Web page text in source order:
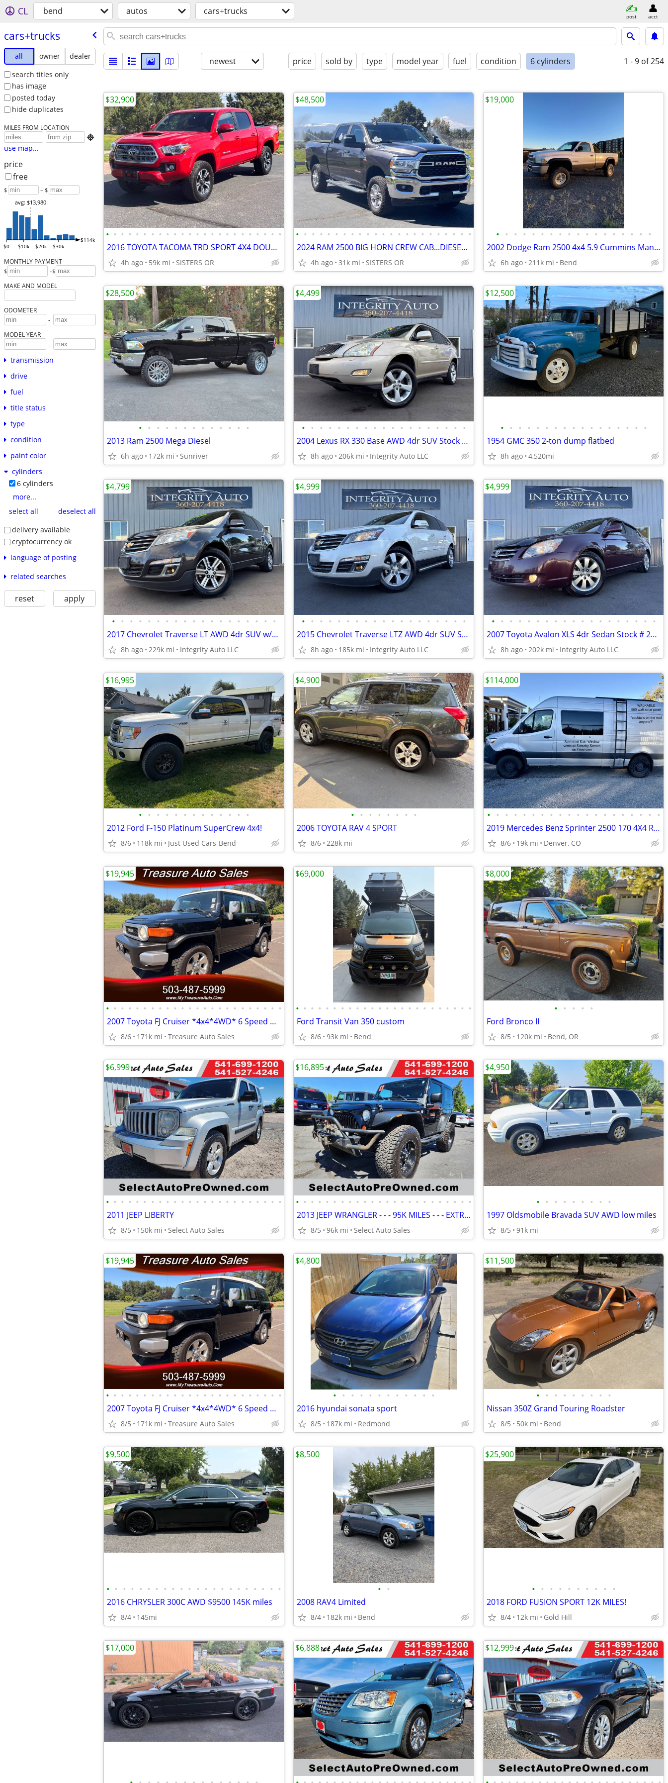
CL bend autos cars+trucks post acct
cars+trucks
all owner
dealer
search titles only
has image
posted today
hide duplicates
MILES FROM LOCATION

use map...
price
free
$ – $
$0 $10k $20k $30k
$114k
avg: $13,980
MONTHLY PAYMENT
$ -$
MAKE AND MODEL
ODOMETER
-
MODEL YEAR
-
transmission
drive
fuel
title status
type
condition
paint color
cylinders
6 cylinders
more...
select all
deselect all
delivery available
cryptocurrency ok
language of posting
related searches
reset apply
newest price sold by type model year fuel condition 6 cylinders 1 - 9 of 254
• • • • • • • • • • • • • • • • • • • • • • • •
2016 TOYOTA TACOMA TRD SPORT 4X4 DOUBLE CAB ....LOW MILES
4h ago 59k mi SISTERS OR
$32,900
• • • • • • • • • • • • • • • • • • • • • • •
2024 RAM 2500 BIG HORN CREW CAB...DIESEL WITH LOW MILES
4h ago 31k mi SISTERS OR
$48,500
• • • • • • • • • • • • • • • • • •
2002 Dodge Ram 2500 4x4 5.9 Cummins Manual 6-speed transmission
6h ago 211k mi Bend
$19,000
• • • • • • • • • • • • •
2013 Ram 2500 Mega Diesel
6h ago 172k mi Sunriver
$28,500
• • • • • • • • • • • • • • • • • • •
2004 Lexus RX 330 Base AWD 4dr SUV Stock # 064884
8h ago 206k mi Integrity Auto LLC
$4,499
• • • • • • • • • • • • • • • • •
1954 GMC 350 2-ton dump flatbed
8h ago 4,520mi
$12,500
• • • • • • • • • • • • • • • • • • •
2017 Chevrolet Traverse LT AWD 4dr SUV w/1LT Stock # 161047
8h ago 229k mi Integrity Auto LLC
$4,799
• • • • • • • • • • • • • • • • • • •
2015 Chevrolet Traverse LTZ AWD 4dr SUV Stock # 178286
8h ago 185k mi Integrity Auto LLC
$4,999
• • • • • • • • • • • • • • • • • • •
2007 Toyota Avalon XLS 4dr Sedan Stock # 249388
8h ago 202k mi Integrity Auto LLC
$4,999
• • • • • • • • • • • • •
2012 Ford F-150 Platinum SuperCrew 4x4!
8/6 118k mi Just Used Cars-Bend
$16,995
• • • • • • • •
2006 TOYOTA RAV 4 SPORT
8/6 228k mi
$4,900
• • • • • • • • • • • • • • • • • • • •
2019 Mercedes Benz Sprinter 2500 170 4X4 RV Campervan - 19,457 miles
8/6 19k mi Denver, CO
$114,000
• • • • • • • • • • • • • • • • • • • • • • • •
2007 Toyota FJ Cruiser *4x4*4WD* 6 Speed Manual Transmission *
8/6 171k mi Treasure Auto Sales
$19,945
• • • • • • • • • • • • • • • • • • • • • • • •
Ford Transit Van 350 custom
8/6 93k mi Bend
$69,000
• • • • •
Ford Bronco II
8/5 120k mi Bend, OR
$8,000
• • • • • • • • • • • • • • • • • • • • • • • •
2011 JEEP LIBERTY
8/5 150k mi Select Auto Sales
$6,999
• • • • • • • • • • • • • • • • • • • • • • • •
2013 JEEP WRANGLER - - - 95K MILES - - - EXTRAS
8/5 96k mi Select Auto Sales
$16,895
• • • • • • • • •
1997 Oldsmobile Bravada SUV AWD low miles
8/5 91k mi
$4,950
• • • • • • • • • • • • • • • • • • • • • • • •
2007 Toyota FJ Cruiser *4x4*4WD* 6 Speed Manual Transmission *
8/5 171k mi Treasure Auto Sales
$19,945
• • • • • • • • • • • •
2016 hyundai sonata sport
8/5 187k mi Redmond
$4,800
• • • • • • • • •
Nissan 350Z Grand Touring Roadster
8/5 50k mi Bend
$11,500
• • • • • • • • • • • • • • • • • • • • • •
2016 CHRYSLER 300C AWD $9500 145K miles
8/4 145mi
$9,500
• •
2008 RAV4 Limited
8/4 182k mi Bend
$8,500
• • • • • • • • • •
2018 FORD FUSION SPORT 12K MILES!
8/4 12k mi Gold Hill
$25,900
$17,000 $6,888 $12,999